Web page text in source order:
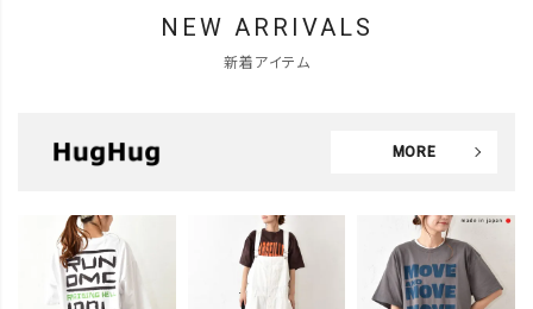
NEW ARRIVALS
新着アイテム
MORE